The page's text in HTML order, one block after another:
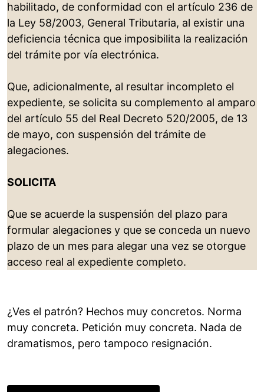
habilitado, de conformidad con el artículo 236 de
la Ley 58/2003, General Tributaria, al existir una
deficiencia técnica que imposibilita la realización
del trámite por vía electrónica.
Que, adicionalmente, al resultar incompleto el
expediente, se solicita su complemento al amparo
del artículo 55 del Real Decreto 520/2005, de 13
de mayo, con suspensión del trámite de
alegaciones.
SOLICITA
Que se acuerde la suspensión del plazo para
formular alegaciones y que se conceda un nuevo
plazo de un mes para alegar una vez se otorgue
acceso real al expediente completo.
¿Ves el patrón? Hechos muy concretos. Norma
muy concreta. Petición muy concreta. Nada de
dramatismos, pero tampoco resignación.